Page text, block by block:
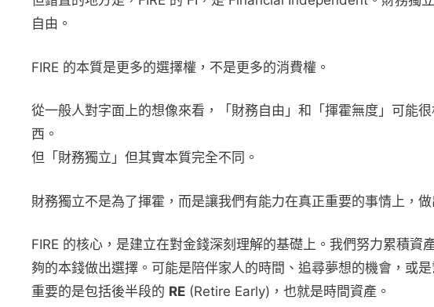
自由。
FIRE 的本質是更多的選擇權，不是更多的消費權。
從一般人對字面上的想像來看，「財務自由」和「揮霍無度」可
西。
但「財務獨立」但其實本質完全不同。
財務獨立不是為了揮霍，而是讓我們有能力在真正重要的事情上，做
FIRE 的核心，是建立在對金錢深刻理解的基礎上。我們努力累積
夠的本錢做出選擇。可能是陪伴家人的時間、追尋夢想的機會，或
重要的是包括後半段的 RE (Retire Early)，也就是時間資產。